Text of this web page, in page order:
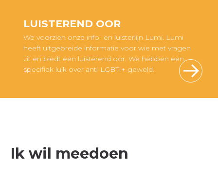
LUISTEREND OOR
We voorzien onze info- en luisterlijn Lumi. Lumi
heeft uitgebreide informatie voor wie met vragen
zit en biedt een luisterend oor. We hebben een
specifiek luik over anti-LGBTI+ geweld.
Ik wil meedoen